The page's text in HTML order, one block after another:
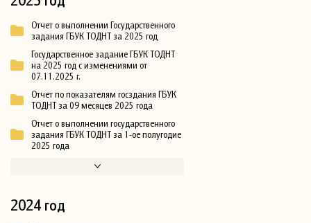
Отчет о выполнении Государственного
задания ГБУК ТОДНТ за 2025 год
Государственное задание ГБУК ТОДНТ
на 2025 год с изменениями от
07.11.2025 г.
Отчет по показателям госздания ГБУК
ТОДНТ за 09 месяцев 2025 года
Отчет о выполнении государственного
задания ГБУК ТОДНТ за 1-ое полугодие
2025 года
2024 год